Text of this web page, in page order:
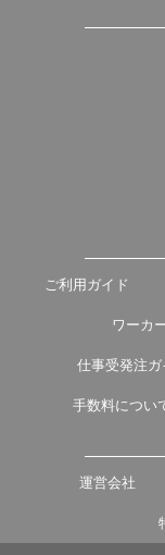
ご利用ガイド
ワーカ
仕事受発注
手数料につい
運営会社